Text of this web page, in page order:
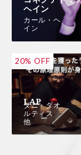
ヘイン
カール・ヘ
イン
LAP
ダニ・ダオ
ルティス
他
20% OFF